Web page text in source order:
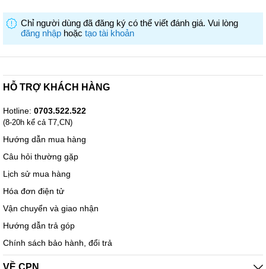
Chỉ người dùng đã đăng ký có thể viết đánh giá. Vui lòng
đăng nhập hoặc tạo tài khoản
HỖ TRỢ KHÁCH HÀNG
Hotline: 0703.522.522
(8-20h kể cả T7,CN)
Hướng dẫn mua hàng
Câu hỏi thường gặp
Lịch sử mua hàng
Hóa đơn điện tử
Vận chuyển và giao nhận
Hướng dẫn trả góp
Chính sách bảo hành, đổi trả
VỀ CPN